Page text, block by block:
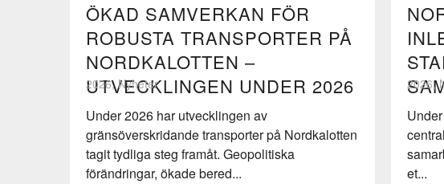
ÖKAD SAMVERKAN FÖR
ROBUSTA TRANSPORTER PÅ
NORDKALOTTEN –
UTVECKLINGEN UNDER 2026
2026, Nyheter
Under 2026 har utvecklingen av
gränsöverskridande transporter på Nordkalotten
tagit tydliga steg framåt. Geopolitiska
förändringar, ökade bered...
2026,
et...